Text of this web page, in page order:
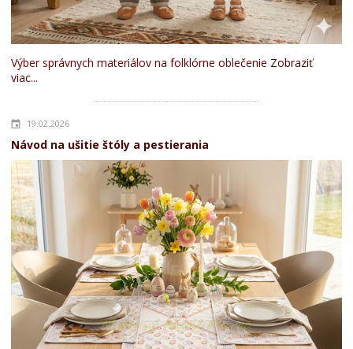
Výber správnych materiálov na folklórne oblečenie Zobraziť
viac...
19.02.2026
Návod na ušitie štóly a pestierania